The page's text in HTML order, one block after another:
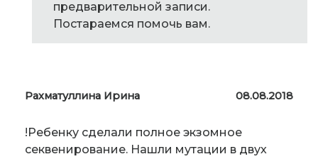
предварительной записи.
Постараемся помочь вам.
Рахматуллина Ирина 08.08.2018
!Ребенку сделали полное экзомное
секвенирование. Нашли мутации в двух